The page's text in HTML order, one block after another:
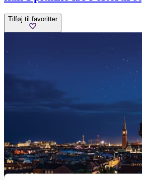
Tilføj til favoritter